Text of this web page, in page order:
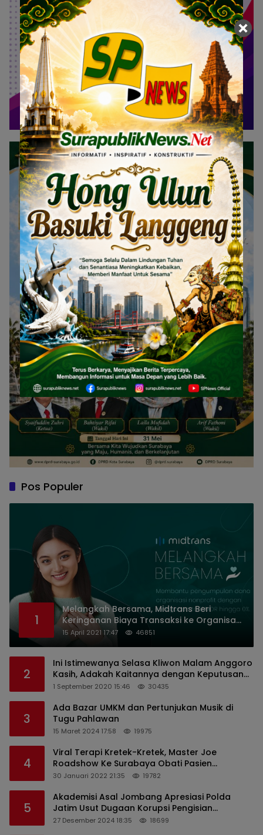
Pos Populer
1
Melangkah Bersama, Midtrans Beri
Keringanan Biaya Transaksi ke Organisasi
Nirlaba Indonesia
15 April 2021 17:47 46851
2
Ini Istimewanya Selasa Kliwon Malam Anggoro
Kasih, Adakah Kaitannya dengan Keputusan
PDIP?
1 September 2020 15:46 30435
3
Ada Bazar UMKM dan Pertunjukan Musik di
Tugu Pahlawan
15 Maret 2024 17:58 19975
4
Viral Terapi Kretek-Kretek, Master Joe
Roadshow Ke Surabaya Obati Pasien
Sekaligus Edukasi Masyarakat
30 Januari 2022 21:35 19782
5
Akademisi Asal Jombang Apresiasi Polda
Jatim Usut Dugaan Korupsi Pengisian
Perangkat Desa di Kediri
27 Desember 2024 18:35 18699